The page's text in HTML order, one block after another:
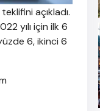
açıkladı.
yılı için ilk 6
6, ikinci 6